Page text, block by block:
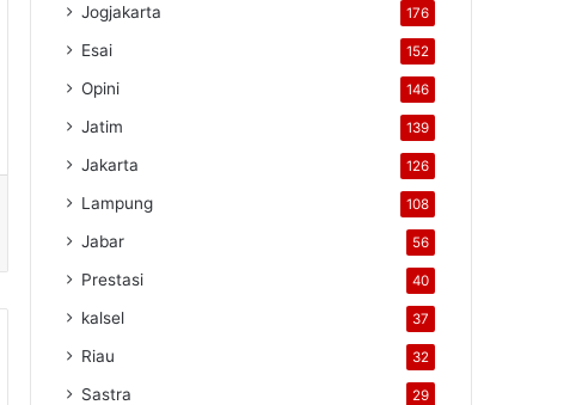
Jogjakarta 176
Esai 152
Opini 146
Jatim 139
Jakarta 126
Lampung 108
Jabar 56
Prestasi 40
kalsel 37
Riau 32
Sastra 29